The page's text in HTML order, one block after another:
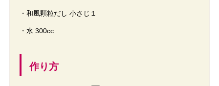
・和風顆粒だし 小さじ１
・水 300cc
作り方